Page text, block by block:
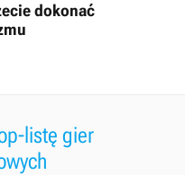
dokonać
listę gier